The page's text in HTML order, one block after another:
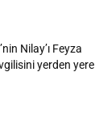
Nilay’ı Feyza
yerden yere